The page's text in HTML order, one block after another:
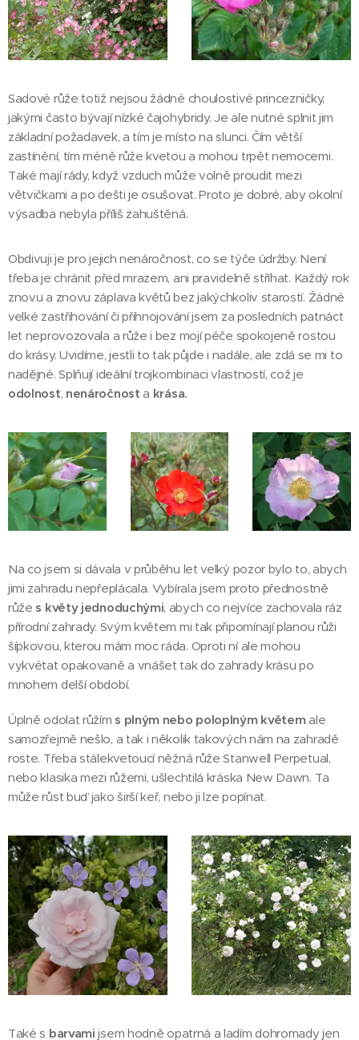
Sadové růže totiž nejsou žádné choulostivé princezničky,
jakými často bývají nízké čajohybridy. Je ale nutné splnit jim
základní požadavek, a tím je místo na slunci. Čím větší
zastínění, tím méně růže kvetou a mohou trpět nemocemi.
Také mají rády, když vzduch může volně proudit mezi
větvičkami a po dešti je osušovat. Proto je dobré, aby okolní
výsadba nebyla příliš zahuštěná.
Obdivuji je pro jejich nenáročnost, co se týče údržby. Není
třeba je chránit před mrazem, ani pravidelně stříhat. Každý rok
znovu a znovu záplava květů bez jakýchkoliv starostí. Žádné
velké zastřihování či přihnojování jsem za posledních patnáct
let neprovozovala a růže i bez mojí péče spokojeně rostou
do krásy. Uvidíme, jestli to tak půjde i nadále, ale zdá se mi to
nadějné. Splňují ideální trojkombinaci vlastností, což je
odolnost, nenáročnost a krása.
Na co jsem si dávala v průběhu let velký pozor bylo to, abych
jimi zahradu nepřeplácala. Vybírala jsem proto přednostně
růže s květy jednoduchými, abych co nejvíce zachovala ráz
přírodní zahrady. Svým květem mi tak připomínají planou růži
šípkovou, kterou mám moc ráda. Oproti ní ale mohou
vykvétat opakovaně a vnášet tak do zahrady krásu po
mnohem delší období.
Úplně odolat růžím s plným nebo poloplným květemale
samozřejmě nešlo, a tak i několik takových nám na zahradě
roste. Třeba stálekvetoucí něžná růže Stanwell Perpetual,
nebo klasika mezi růžemi, ušlechtilá kráska New Dawn. Ta
může růst buď jako širší keř, nebo ji lze popínat.
Také s barvamijsem hodně opatrná a ladím dohromady jen